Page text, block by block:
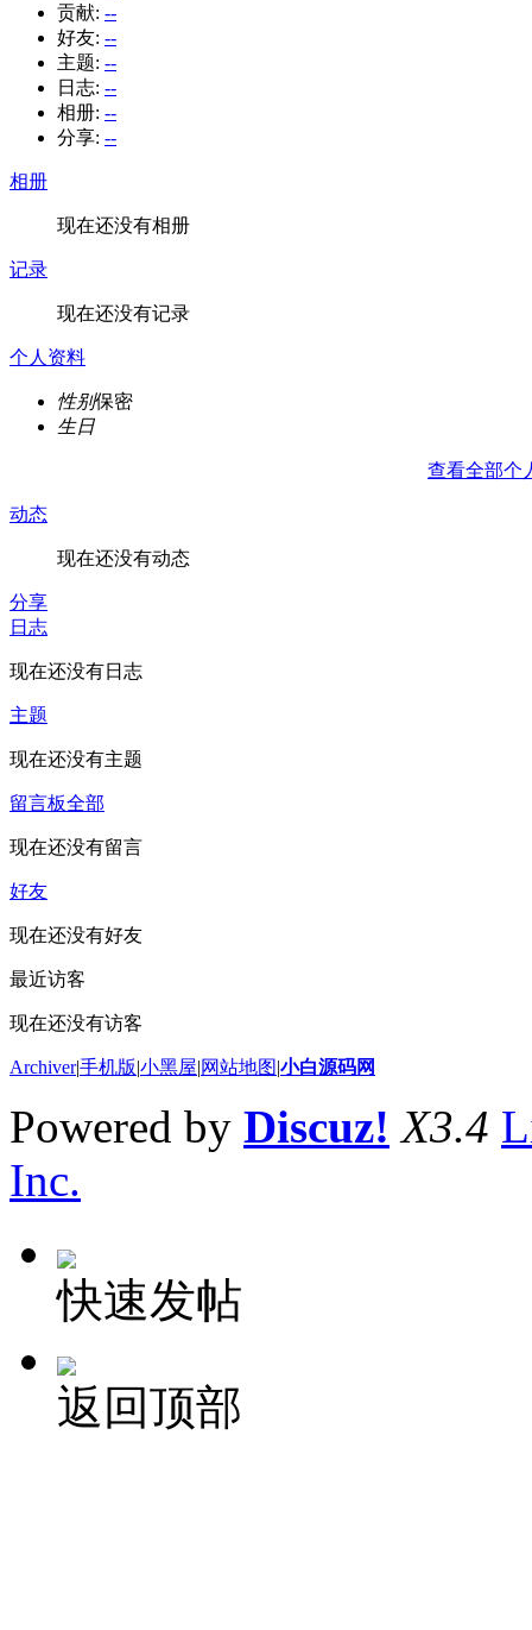
贡献: --
好友: --
主题: --
日志: --
相册: --
分享: --
相册
现在还没有相册
记录
现在还没有记录
个人资料
性别保密
生日
查看全部个
动态
现在还没有动态
分享
日志
现在还没有日志
主题
现在还没有主题
留言板全部
现在还没有留言
好友
现在还没有好友
最近访客
现在还没有访客
Archiver|手机版|小黑屋|网站地图|小白源码网
Powered by Discuz! X3.4
Inc.
快速发帖
返回顶部